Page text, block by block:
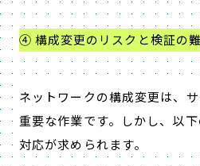
④ 構成変更のリスクと検証の
ネットワークの構成変更は、
重要な作業です。しかし、以
対応が求められます。